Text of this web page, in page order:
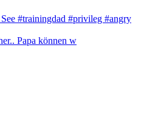
Papa können w